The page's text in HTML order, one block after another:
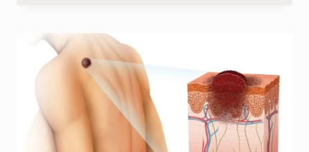
A
DIFERENÇA
ENTRE
OS
PROCEDIMENTOS
INJETÁVEIS?